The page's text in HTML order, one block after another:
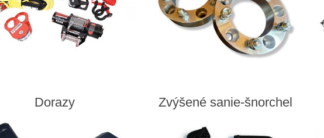
Dorazy Zvýšené sanie-šnorchel